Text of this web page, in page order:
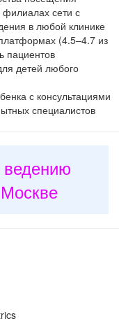
филиалах сети с
в любой клинике
(4.5–4.7 из
пациентов
детей любого
с консультациями
специалистов
ведению